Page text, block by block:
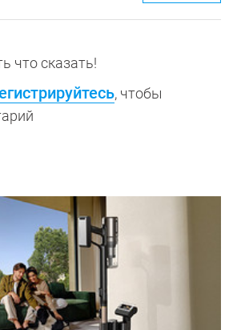
что сказать!
, чтобы